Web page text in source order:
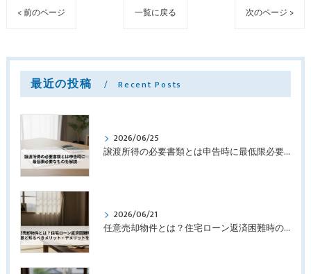
< 前のページ 一覧に戻る 次のページ >
最近の投稿 Recent Posts
2026/06/25
譲渡所得の必要書類とは申告時に最低限必要なものを解説
2026/06/21
任意売却物件とは？住宅ローン返済困難時の選択肢と知るべきメリット・デメリットを解説